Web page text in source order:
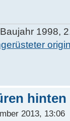
1998,
hinten
2013, 13:06